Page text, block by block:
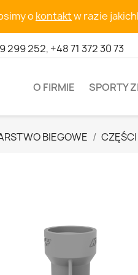
okontaktw razie
299 252, +48 71 372 30 73
O FIRMIE SPORTY
BIEGOWE